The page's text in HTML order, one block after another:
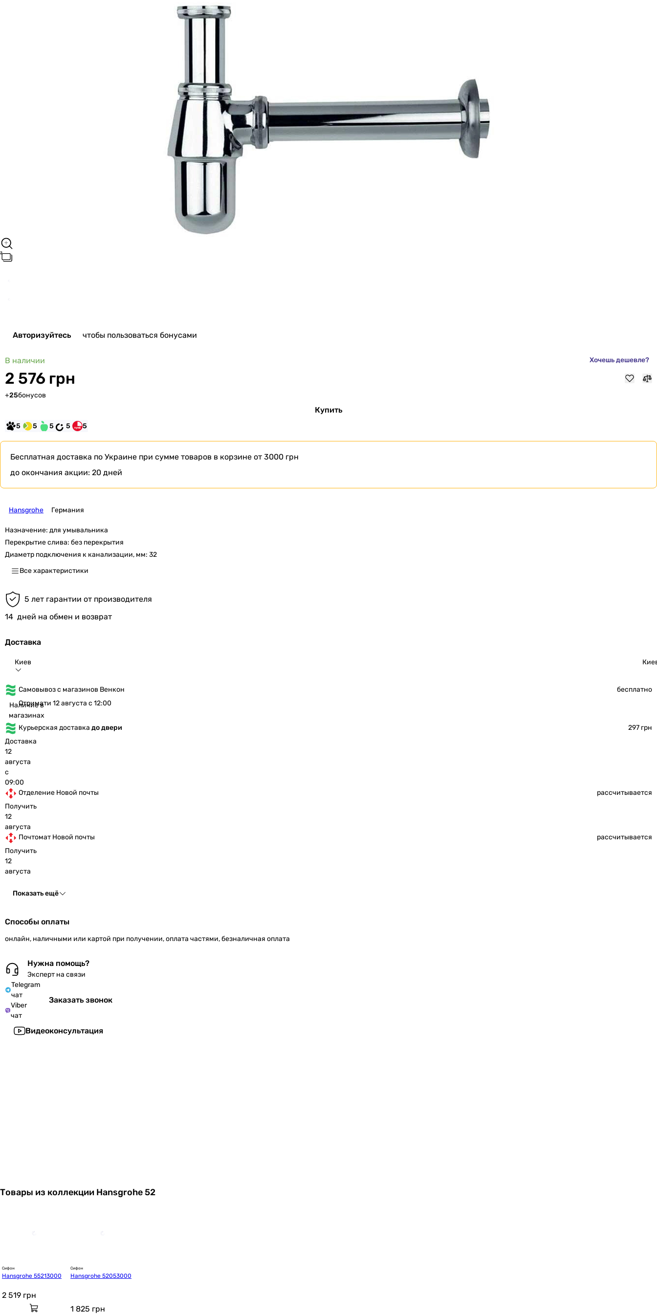
Авторизуйтесь чтобы пользоваться бонусами
В наличии Хочешь дешевле?
2 576 грн
+25бонусов
Купить
5 5 5 5 5
Бесплатная доставка по Украине при сумме товаров в корзине от 3000 грн
до окончания акции: 20 дней
Hansgrohe Германия
Назначение: для умывальника
Перекрытие слива: без перекрытия
Диаметр подключения к канализации, мм: 32
Все характеристики
5 лет гарантии от производителя
14 дней на обмен и возврат
Доставка
Киев
Самовывоз с магазинов Венкон
бесплатно
Наличие в
магазинах
Отримати 12 августа с 12:00
Курьерская доставка до двери
297 грн
Доставка
12
августа
с
09:00
Отделение Новой почты
рассчитывается
Получить
12
августа
Почтомат Новой почты
рассчитывается
Получить
12
августа
Показать ещё
Способы оплаты
онлайн, наличными или картой при получении, оплата частями, безналичная оплата
Нужна помощь?
Эксперт на связи
Telegram
чат
Viber
чат
Заказать звонок
Видеоконсультация
Товары из коллекции Hansgrohe 52
Сифон
Hansgrohe 55213000
2 519 грн
Сифон
Hansgrohe 52053000
1 825 грн